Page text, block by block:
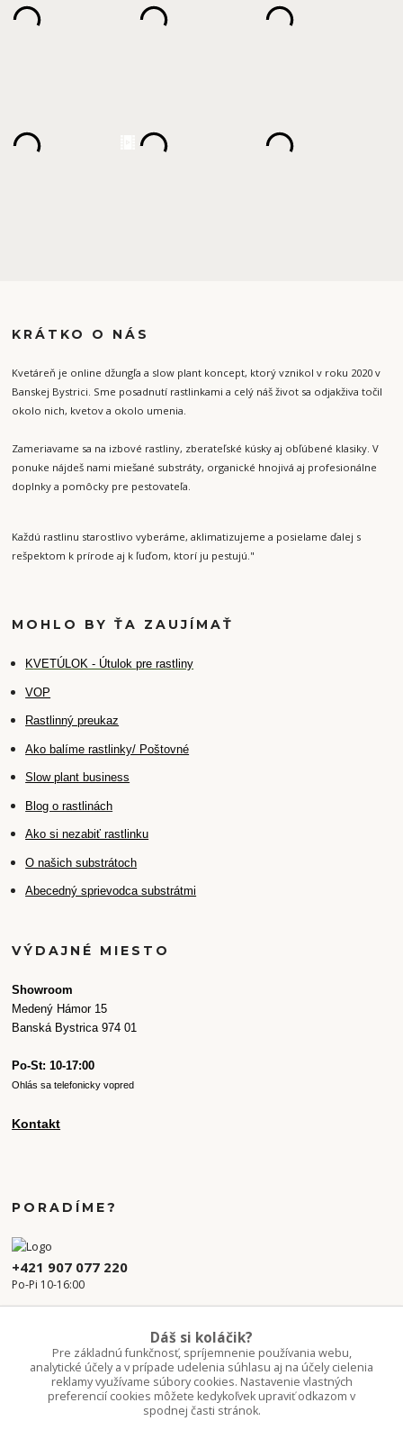
KRÁTKO O NÁS
Kvetáreň je online džungľa a slow plant koncept, ktorý vznikol v roku 2020 v
Banskej Bystrici. Sme posadnutí rastlinkami a celý náš život sa odjakživa točil
okolo nich, kvetov a okolo umenia.
Zameriavame sa na izbové rastliny, zberateľské kúsky aj obľúbené klasiky. V
ponuke nájdeš nami miešané substráty, organické hnojivá aj profesionálne
doplnky a pomôcky pre pestovateľa.
Každú rastlinu starostlivo vyberáme, aklimatizujeme a posielame ďalej s
rešpektom k prírode aj k ľuďom, ktorí ju pestujú."
MOHLO BY ŤA ZAUJÍMAŤ
KVETÚLOK - Útulok pre rastliny
VOP
Rastlinný preukaz
Ako balíme rastlinky/ Poštovné
Slow plant business
Blog o rastlinách
Ako si nezabiť rastlinku
O našich substrátoch
Abecedný sprievodca substrátmi
VÝDAJNÉ MIESTO
Showroom
Medený Hámor 15
Banská Bystrica 974 01
Po-St: 10-17:00
Ohlás sa telefonicky vopred
Kontakt
PORADÍME?
+421 907 077 220
Po-Pi 10-16:00
Dáš si koláčik?
Pre základnú funkčnosť, spríjemnenie používania webu,
analytické účely a v prípade udelenia súhlasu aj na účely cielenia
reklamy využívame súbory cookies. Nastavenie vlastných
preferencií cookies môžete kedykoľvek upraviť odkazom v
spodnej časti stránok.